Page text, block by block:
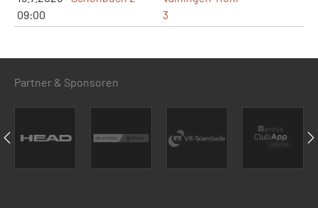
09:00
3
Partner & Sponsoren